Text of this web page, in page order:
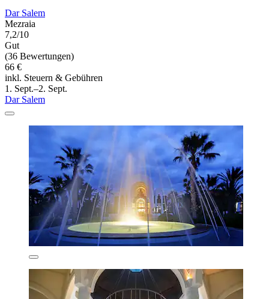
Dar Salem
Mezraia
7,2/10
Gut
(36 Bewertungen)
66 €
inkl. Steuern & Gebühren
1. Sept.–2. Sept.
Dar Salem